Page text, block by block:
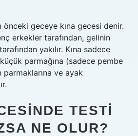
önceki geceye kına gecesi denir.
erkekler tarafından, gelinin
yakılır. Kına sadece
parmağına (sadece pembe
ve ayak
TESTI
NE OLUR?